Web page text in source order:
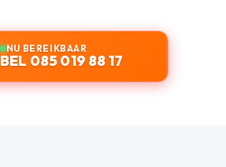
NU BEREIKBAAR
BEL 085 019 88 17